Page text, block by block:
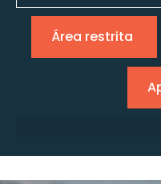
Área restrita